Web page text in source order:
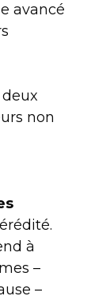
avancé
non
à
–
–